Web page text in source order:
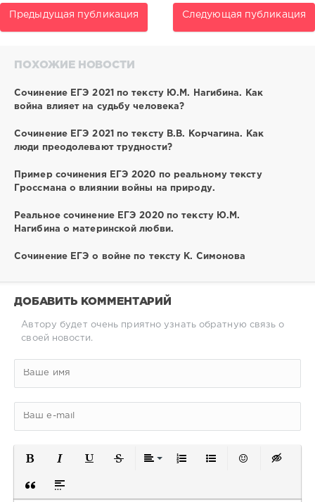
Предыдущая публикация Следующая публикация
ПОХОЖИЕ НОВОСТИ
Сочинение ЕГЭ 2021 по тексту Ю.М. Нагибина. Как
война влияет на судьбу человека?
Сочинение ЕГЭ 2021 по тексту В.В. Корчагина. Как
люди преодолевают трудности?
Пример сочинения ЕГЭ 2020 по реальному тексту
Гроссмана о влиянии войны на природу.
Реальное сочинение ЕГЭ 2020 по тексту Ю.М.
Нагибина о материнской любви.
Сочинение ЕГЭ о войне по тексту К. Симонова
ДОБАВИТЬ КОММЕНТАРИЙ
Автору будет очень приятно узнать обратную связь о
своей новости.